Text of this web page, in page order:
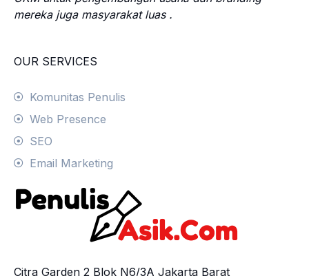
mereka juga masyarakat luas .
OUR SERVICES
Komunitas Penulis
Web Presence
SEO
Email Marketing
Citra Garden 2 Blok N6/3A Jakarta Barat